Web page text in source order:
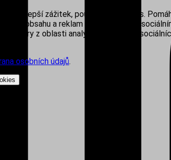
nejlepší zážitek, používáme cookies.
obsahu a reklam i propojením se
z oblasti analytiky, reklamy a
osobních údajů.